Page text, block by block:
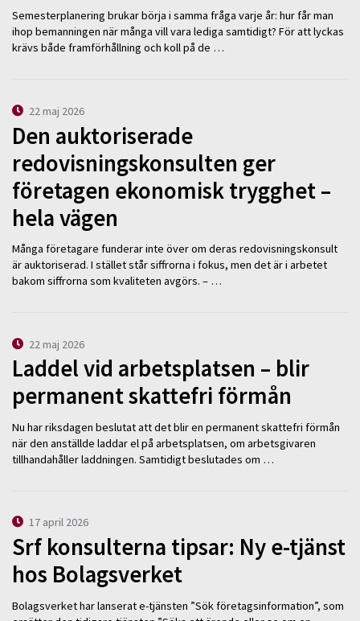
Semesterplanering brukar börja i samma fråga varje år: hur får man
ihop bemanningen när många vill vara lediga samtidigt? För att lyckas
krävs både framförhållning och koll på de …
22 maj 2026
Den auktoriserade
redovisningskonsulten ger
företagen ekonomisk trygghet –
hela vägen
Många företagare funderar inte över om deras redovisningskonsult
är auktoriserad. I stället står siffrorna i fokus, men det är i arbetet
bakom siffrorna som kvaliteten avgörs. – …
22 maj 2026
Laddel vid arbetsplatsen – blir
permanent skattefri förmån
Nu har riksdagen beslutat att det blir en permanent skattefri förmån
när den anställde laddar el på arbetsplatsen, om arbetsgivaren
tillhandahåller laddningen. Samtidigt beslutades om …
17 april 2026
Srf konsulterna tipsar: Ny e-tjänst
hos Bolagsverket
Bolagsverket har lanserat e-tjänsten ”Sök företagsinformation”, som